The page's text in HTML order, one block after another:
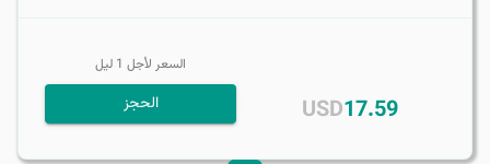
17.59
USD
السعر لأجل 1 ليل
الحجز